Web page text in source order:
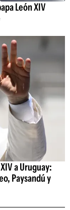
León XIV
a Uruguay:
Paysandú y